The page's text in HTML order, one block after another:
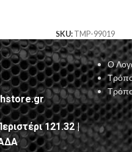
SKU: TMP-99019
121.32 |
Ο